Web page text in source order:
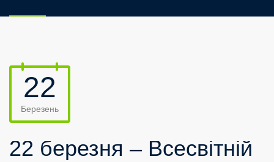
22
Березень
22 березня – Всесвітній